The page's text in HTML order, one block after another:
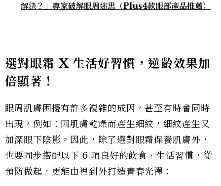
解決？」專家破解眼周迷思（Plus4款眼部產品推薦）
選對眼霜 X 生活好習慣，逆齡效果加
倍顯著！
眼周肌膚困擾有許多複雜的成因，甚至有時會同時
出現，例如：因肌膚乾燥而產生細紋，細紋產生又
加深眼下陰影。因此，除了選對眼霜保養肌膚外，
也要同步搭配以下 6 項良好的飲食、生活習慣，從
預防做起，更能由裡到外打造青春光澤：